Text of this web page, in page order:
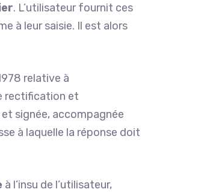
. L’utilisateur fournit ces
à leur saisie. Il est alors
relative à
rectification et
signée, accompagnée
à laquelle la réponse doit
à l’insu de l’utilisateur,